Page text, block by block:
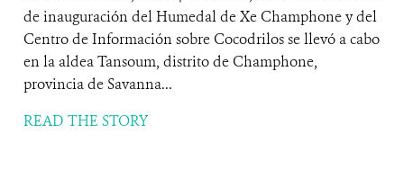
de inauguración del Humedal de Xe Champhone y del
Centro de Información sobre Cocodrilos se llevó a cabo
en la aldea Tansoum, distrito de Champhone,
provincia de Savanna...
READ THE STORY